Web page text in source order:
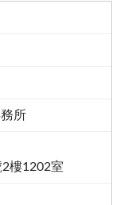
所
樓1202室